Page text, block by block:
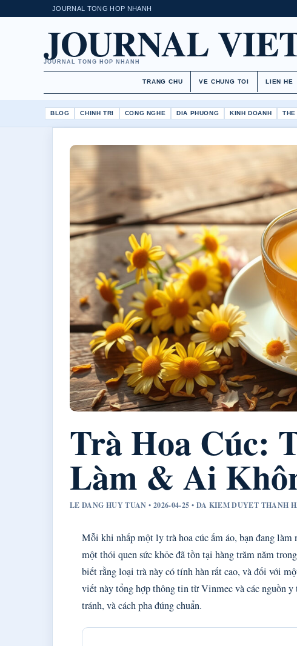
JOURNAL TONG HOP NHANH
JOURNAL
JOURNAL TONG HOP NHANH
TRANG CHU VE CHUNG TOI LIEN HE
BLOG CHINH TRI CONG NGHE DIA PHUONG KINH DOANH
Trà Hoa Cúc:
Làm & Ai
LE DANG HUY TUAN • 2026-04-25 • DA KIEM DUYET THANH
Mỗi khi nhấp một ly trà hoa cúc ấm áo, bạn đang
một thói quen sức khỏe đã tồn tại hàng trăm năm
biết rằng loại trà này có tính hàn rất cao, và đối với
viết này tổng hợp thông tin từ Vinmec và các nguồn
tránh, và cách pha đúng chuẩn.